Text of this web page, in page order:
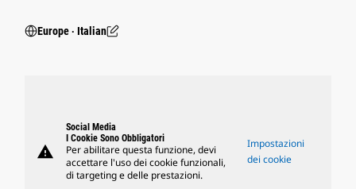
Europe ‧ Italian
warning
Social Media
I Cookie Sono Obbligatori
Per abilitare questa funzione, devi
accettare l'uso dei cookie funzionali,
di targeting e delle prestazioni.
Impostazioni
dei cookie